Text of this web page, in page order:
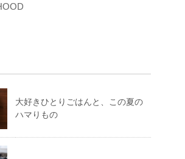
大好きひとりごはんと、この夏の
ハマりもの